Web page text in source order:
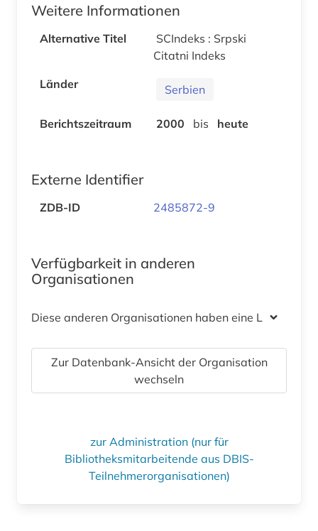
Weitere Informationen
Alternative Titel
SCIndeks : Srpski
Citatni Indeks
Länder
Serbien
Berichtszeitraum 2000 bis heute
Externe Identifier
ZDB-ID 2485872-9
Verfügbarkeit in anderen
Organisationen
Diese anderen Organisationen haben eine Lizenz
Zur Datenbank-Ansicht der Organisation
wechseln
zur Administration (nur für
Bibliotheksmitarbeitende aus DBIS-
Teilnehmerorganisationen)